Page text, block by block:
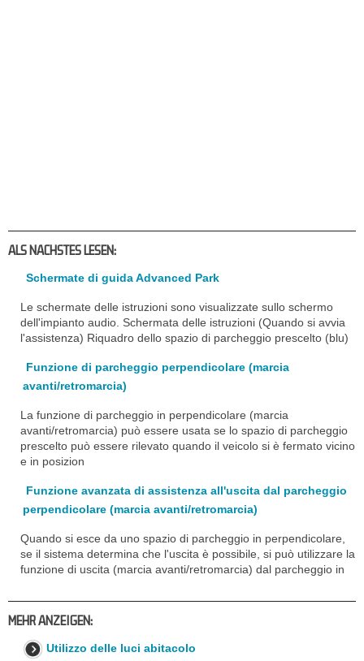
ALS NACHSTES LESEN:
Schermate di guida Advanced Park
Le schermate delle istruzioni sono visualizzate sullo schermo
dell'impianto audio. Schermata delle istruzioni (Quando si avvia
l'assistenza) Riquadro dello spazio di parcheggio prescelto (blu)
Funzione di parcheggio perpendicolare (marcia
avanti/retromarcia)
La funzione di parcheggio in perpendicolare (marcia
avanti/retromarcia) può essere usata se lo spazio di parcheggio
prescelto può essere rilevato quando il veicolo si è fermato vicino
e in posizion
Funzione avanzata di assistenza all'uscita dal parcheggio
perpendicolare (marcia avanti/retromarcia)
Quando si esce da uno spazio di parcheggio in perpendicolare,
se il sistema determina che l'uscita è possibile, si può utilizzare la
funzione di uscita (marcia avanti/retromarcia) dal parcheggio in
MEHR ANZEIGEN:
Utilizzo delle luci abitacolo